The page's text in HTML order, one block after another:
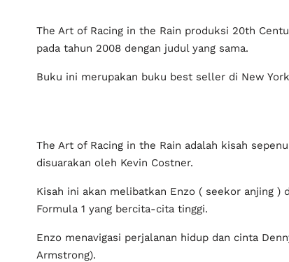
The Art of Racing in the Rain produksi 20th
pada tahun 2008 dengan judul yang sama.
Buku ini merupakan buku best seller di New
The Art of Racing in the Rain adalah kisah
disuarakan oleh Kevin Costner.
Kisah ini akan melibatkan Enzo ( seekor anjing )
Formula 1 yang bercita-cita tinggi.
Enzo menavigasi perjalanan hidup dan cinta
Armstrong).